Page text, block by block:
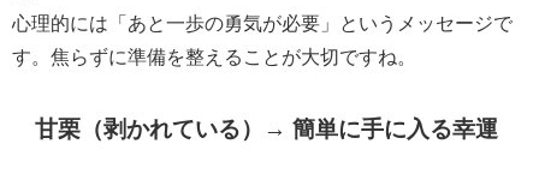
心理的には「あと一歩の勇気が必要」というメッセージで
す。焦らずに準備を整えることが大切ですね。
甘栗（剥かれている）→ 簡単に手に入る幸運